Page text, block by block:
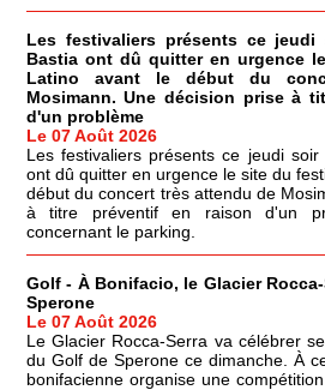
Les festivaliers présents ce
Bastia ont dû quitter en urgence
Latino avant le début du
Mosimann. Une décision prise à
d'un problème
Le 07 Août 2026
Les festivaliers présents ce jeudi
ont dû quitter en urgence le site du
début du concert très attendu de
à titre préventif en raison d'un
concernant le parking.
Golf - À Bonifacio, le Glacier
Sperone
Le 07 Août 2026
Le Glacier Rocca-Serra va célébrer
du Golf de Sperone ce dimanche. À
bonifacienne organise une